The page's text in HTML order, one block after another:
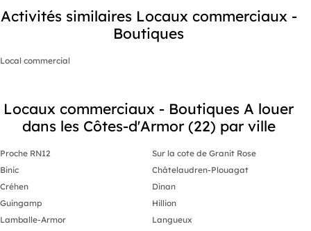
Activités similaires Locaux commerciaux -
Boutiques
Local commercial
Locaux commerciaux - Boutiques A louer
dans les Côtes-d'Armor (22) par ville
Proche RN12
Sur la cote de Granit Rose
Binic
Châtelaudren-Plouagat
Créhen
Dinan
Guingamp
Hillion
Lamballe-Armor
Langueux